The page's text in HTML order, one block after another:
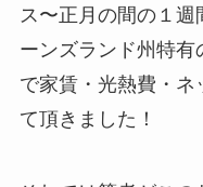
ス〜正月の間の１週
ーンズランド州特有
で家賃・光熱費・
て頂きました！